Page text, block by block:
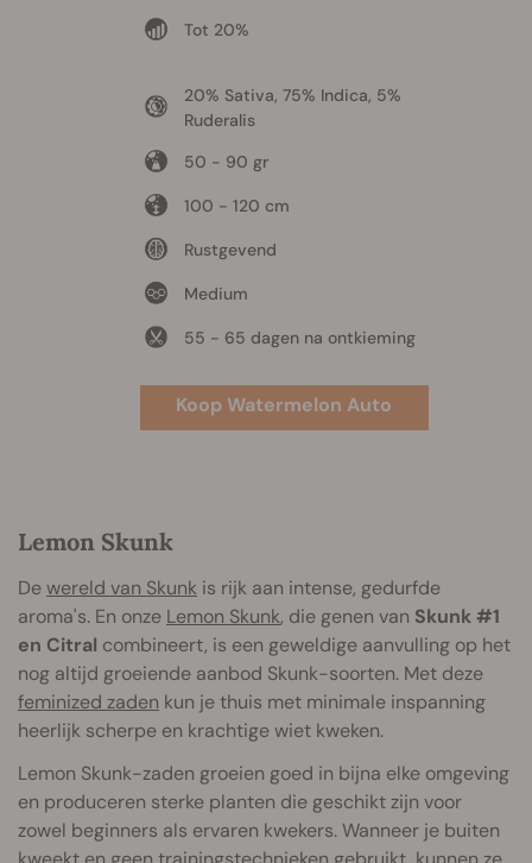
Tot 20%
20% Sativa, 75% Indica, 5%
Ruderalis
50 - 90 gr
100 - 120 cm
Rustgevend
Medium
55 - 65 dagen na ontkieming
Koop Watermelon Auto
Lemon Skunk
Dewereld van Skunk is rijk aan intense, gedurfde
aroma's. En onze Lemon Skunk, die genen van Skunk #1
en Citral combineert, is een geweldige aanvulling op het
nog altijd groeiende aanbod Skunk-soorten. Met deze
feminized zaden kun je thuis met minimale inspanning
heerlijk scherpe en krachtige wiet kweken.
Lemon Skunk-zaden groeien goed in bijna elke omgeving
en produceren sterke planten die geschikt zijn voor
zowel beginners als ervaren kwekers. Wanneer je buiten